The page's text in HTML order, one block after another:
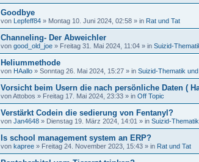
Goodbye
von Lepfeff84 » Montag 10. Juni 2024, 02:58 » in Rat und Tat
Channeling- Der Abweichler
von good_old_joe » Freitag 31. Mai 2024, 11:04 » in Suizid-
Heliummethode
von HAallo » Sonntag 26. Mai 2024, 15:27 » in Suizid-Thematik
Vorsicht beim Usern die nach persönliche Daten (
vonAttobos » Freitag 17. Mai 2024, 23:33 » in Off Topic
Verstärkt Codein die sedierung von Fentanyl?
von Jan4648 » Dienstag 19. März 2024, 14:01 » in Suizid-
Is school management system an ERP?
von kapree » Freitag 24. November 2023, 15:43 » in Rat und Tat